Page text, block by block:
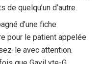
quelqu’un d’autre.
d’une fiche
pour le patient appelée
le avec attention.